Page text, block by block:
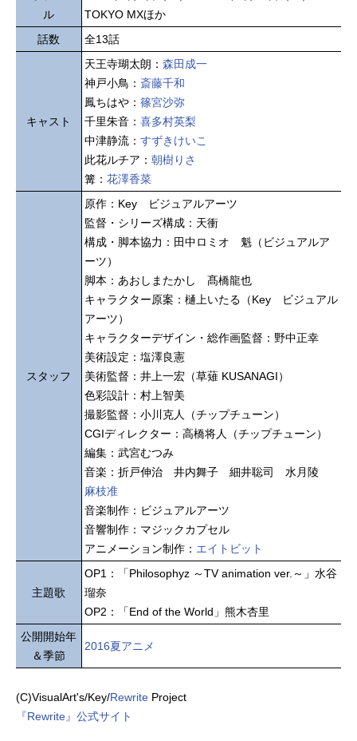
ル
TOKYO MXほか
話数
全13話
キャスト
天王寺瑚太朗： 森田成一
神戸小鳥： 斎藤千和
鳳ちはや： 篠宮沙弥
千里朱音： 喜多村英梨
中津静流： すずきけいこ
此花ルチア： 朝樹りさ
篝： 花澤香菜
スタッフ
原作：Key ビジュアルアーツ
監督・シリーズ構成：天衝
構成・脚本協力：田中ロミオ 魁（ビジュアルア
ーツ）
脚本：あおしまたかし 髙橋龍也
キャラクター原案：樋上いたる（Key ビジュアル
アーツ）
キャラクターデザイン・総作画監督：野中正幸
美術設定：塩澤良憲
美術監督：井上一宏（草薙 KUSANAGI）
色彩設計：村上智美
撮影監督：小川克人（チップチューン）
CGIディレクター：高橋将人（チップチューン）
編集：武宮むつみ
音楽：折戸伸治 井内舞子 細井聡司 水月陵
麻枝准
音楽制作：ビジュアルアーツ
音響制作：マジックカプセル
アニメーション制作： エイトビット
主題歌
OP1：「Philosophyz ～TV animation ver.～」水谷
瑠奈
OP2：「End of the World」熊木杏里
公開開始年
＆季節
2016夏アニメ
(C)VisualArt's/Key/Rewrite Project
『Rewrite』公式サイト